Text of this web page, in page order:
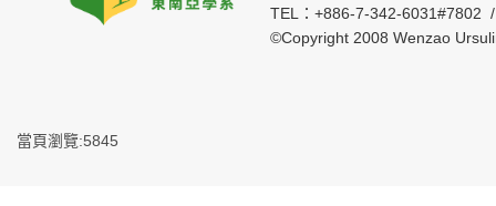
TEL：+886-7-342-6031#7802
©Copyright 2008 Wenzao
當頁瀏覽:5845